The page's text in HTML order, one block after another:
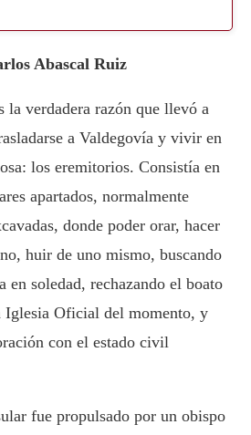
Abascal Ruiz
la verdadera razón que llevó a
a Valdegovía y vivir en
los eremitorios. Consistía en
apartados, normalmente
donde poder orar, hacer
huir de uno mismo, buscando
en soledad, rechazando el boato
Iglesia Oficial del momento, y
con el estado civil
fue propulsado por un obispo